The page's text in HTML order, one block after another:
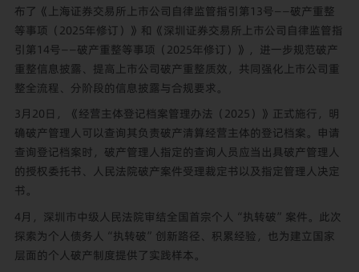
布了《上海证券交易所上市公司自律监管指引第13号——破产重整
等事项（2025年修订）》和《深圳证券交易所上市公司自律监管指
引第14号——破产重整等事项（2025年修订）》，进一步规范破产
重整信息披露、提高上市公司破产重整质效，共同强化上市公司重
整全流程、分阶段的信息披露与合规要求。
3月20日，《经营主体登记档案管理办法（2025）》正式施行，明
确破产管理人可以查询其负责破产清算经营主体的登记档案。申请
查询登记档案时，破产管理人指定的查询人员应当出具破产管理人
的授权委托书、人民法院破产案件受理裁定书以及指定管理人决定
书。
4月，深圳市中级人民法院审结全国首宗个人“执转破”案件。此次
探索为个人债务人“执转破”创新路径、积累经验，也为建立国家
层面的个人破产制度提供了实践样本。